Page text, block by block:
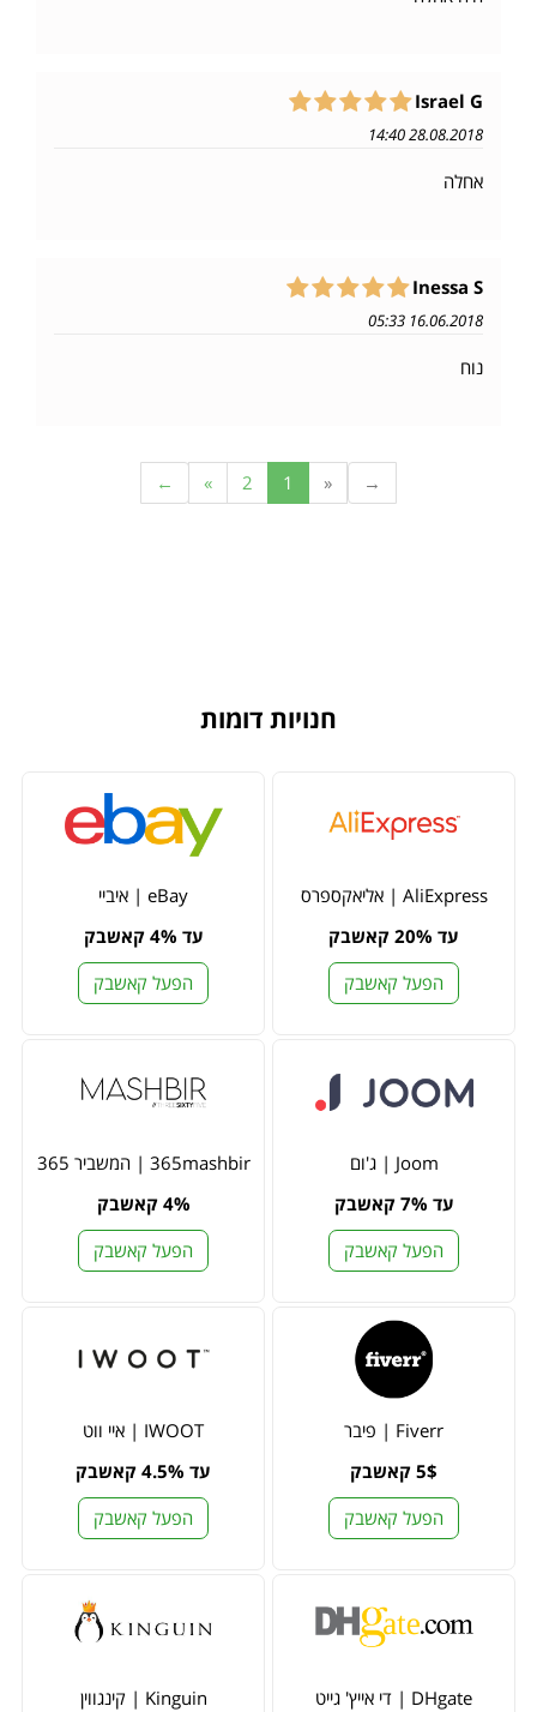
Israel G
28.08.2018 14:40
אחלה
Inessa S
16.06.2018 05:33
נוח
→
«
1
2
»
←
חנויות דומות
AliExpress | אליאקספרס
עד 20% קאשבק
הפעל קאשבק
eBay | איביי
עד 4% קאשבק
הפעל קאשבק
Joom | ג'ום
עד 7% קאשבק
הפעל קאשבק
365mashbir | המשביר 365
4% קאשבק
הפעל קאשבק
Fiverr | פיבר
5$ קאשבק
הפעל קאשבק
IWOOT | איי ווט
עד 4.5% קאשבק
הפעל קאשבק
DHgate | די אייץ' גייט
Kinguin | קינגווין